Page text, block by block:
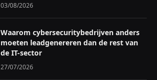
03/08/2026
Waarom cybersecuritybedrijven anders
moeten leadgenereren dan de rest van
de IT-sector
27/07/2026